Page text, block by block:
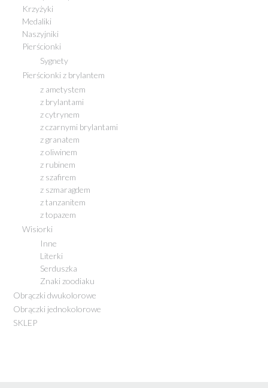
Krzyżyki
Medaliki
Naszyjniki
Pierścionki
Sygnety
Pierścionki z brylantem
z ametystem
z brylantami
z cytrynem
z czarnymi brylantami
z granatem
z oliwinem
z rubinem
z szafirem
z szmaragdem
z tanzanitem
z topazem
Wisiorki
Inne
Literki
Serduszka
Znaki zoodiaku
Obrączki dwukolorowe
Obrączki jednokolorowe
SKLEP